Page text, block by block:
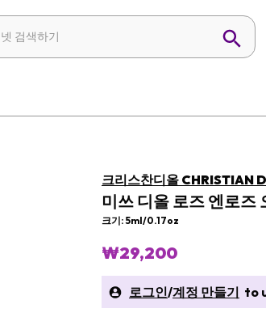
크리스찬디올 CHRISTIAN
미쓰 디올 로즈 엔로즈
크기: 5ml/0.17oz
₩29,200
로그인/계정 만들기 to